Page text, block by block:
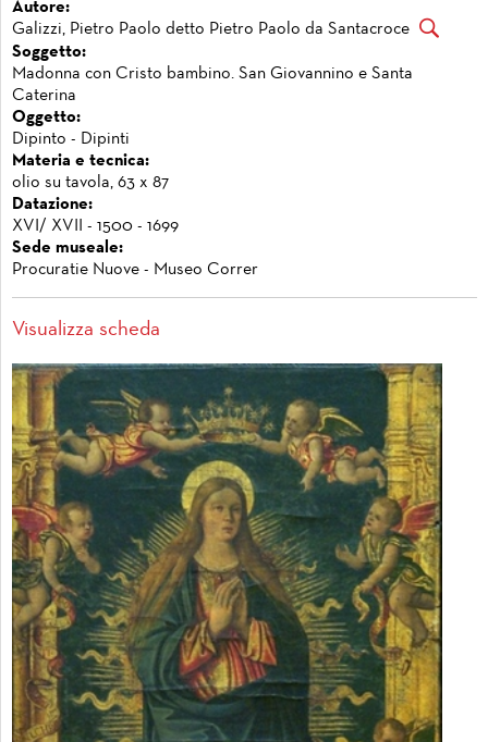
Autore:
Galizzi, Pietro Paolo detto Pietro Paolo da Santacroce
Soggetto:
Madonna con Cristo bambino. San Giovannino e Santa
Caterina
Oggetto:
Dipinto - Dipinti
Materia e tecnica:
olio su tavola, 63 x 87
Datazione:
XVI/ XVII - 1500 - 1699
Sede museale:
Procuratie Nuove - Museo Correr
Visualizza scheda